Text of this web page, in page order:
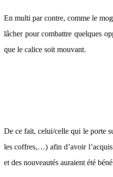
En multi par contre, comme le
lâcher pour combattre quelques
que le calice soit mouvant.
De ce fait, celui/celle qui le porte
les coffres,…) afin d’avoir
et des nouveautés auraient été